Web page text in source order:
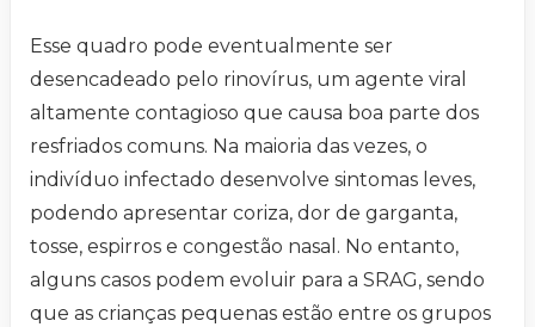
Esse quadro pode eventualmente ser
desencadeado pelo rinovírus, um agente viral
altamente contagioso que causa boa parte dos
resfriados comuns. Na maioria das vezes, o
indivíduo infectado desenvolve sintomas leves,
podendo apresentar coriza, dor de garganta,
tosse, espirros e congestão nasal. No entanto,
alguns casos podem evoluir para a SRAG, sendo
que as crianças pequenas estão entre os grupos